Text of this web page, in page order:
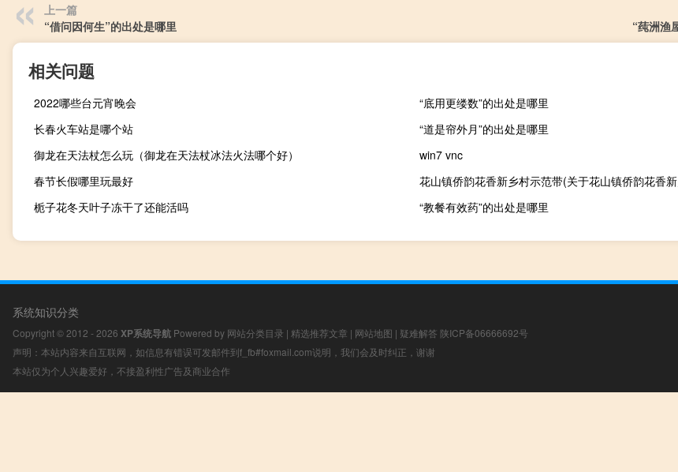
上一篇
“借问因何生”的出处是哪里
“莼洲渔
相关问题
2022哪些台元宵晚会
“底用更缕数”的出处是哪里
长春火车站是哪个站
“道是帘外月”的出处是哪里
御龙在天法杖怎么玩（御龙在天法杖冰法火法哪个好）
win7 vnc
春节长假哪里玩最好
花山镇侨韵花香新乡村示范带(关于花山镇侨韵花香
栀子花冬天叶子冻干了还能活吗
“教餐有效药”的出处是哪里
系统知识分类
Copyright © 2012 - 2026 XP系统导航 Powered by 网站分类目录 | 精选推荐文章 | 网站地图 | 疑难解答 陕ICP备06666692号
声明：本站内容来自互联网，如信息有错误可发邮件到f_fb#foxmail.com说明，我们会及时纠正，谢谢
本站仅为个人兴趣爱好，不接盈利性广告及商业合作